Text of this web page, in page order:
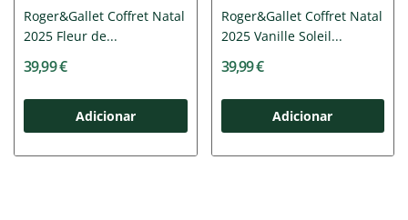
Roger&Gallet Coffret Natal
2025 Fleur de...
39,99 €
Adicionar
Roger&Gallet Coffret Natal
2025 Vanille Soleil...
39,99 €
Adicionar